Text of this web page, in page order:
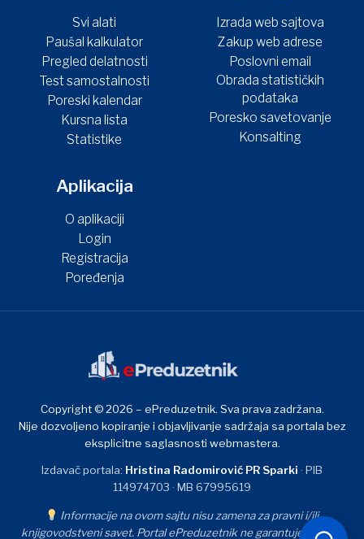
Svi alati
Paušal kalkulator
Pregled delatnosti
Test samostalnosti
Poreski kalendar
Kursna lista
Statistike
Izrada web sajtova
Zakup web adrese
Poslovni email
Obrada statističkih
podataka
Poresko savetovanje
Konsalting
Aplikacija
O aplikaciji
Login
Registracija
Poređenja
Copyright © 2026 – ePreduzetnik. Sva prava zadržana.
Nije dozvoljeno kopiranje i objavljivanje sadržaja sa portala bez
eksplicitne saglasnosti webmastera.
Izdavač portala: Hristina Radomirović PR Sparki · PIB
114974703 · MB 67995619
Informacije na ovom sajtu nisu zamena za pravni i/ili
knjigovodstveni savet. Portal ePreduzetnik ne garantuje tačnost